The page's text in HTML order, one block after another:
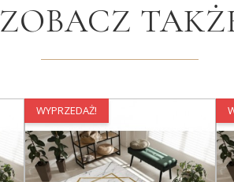
ZOBACZ
WYPRZEDAŻ!